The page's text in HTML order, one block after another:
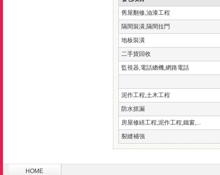
舊屋翻修,油漆工程
隔間裝潢,隔間拉門
地板裝潢
二手貨回收
監視器,電話總機,網路電話
泥作工程,土木工程
防水抓漏
房屋修繕工程,泥作工程,鐵窗,...
裂縫補強
HOME